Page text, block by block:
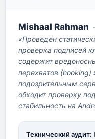
Mishaal Rahman
«Проведен
проверка подписей
содержит
перехватов
подозрительным
обходит проверку
стабильность на
Технический аудит: